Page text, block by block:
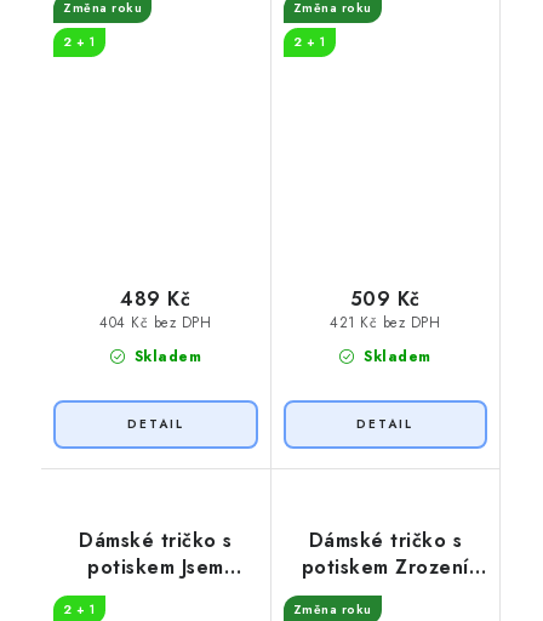
Změna roku
2 + 1
Skladem
404 Kč bez DPH
489 Kč
Změna roku
2 + 1
Skladem
421 Kč bez DPH
509 Kč
Dámské tričko s
potiskem Jsem
střelená 50 let
2 + 1
Dámské tričko s
potiskem Zrození
legendy
Změna roku